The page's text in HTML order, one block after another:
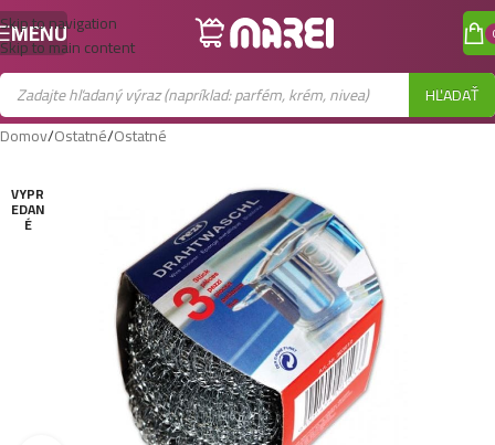
Skip to navigation
Skip to main content
MENU
HĽADAŤ
Domov/Ostatné/Ostatné
VYPR
EDAN
É